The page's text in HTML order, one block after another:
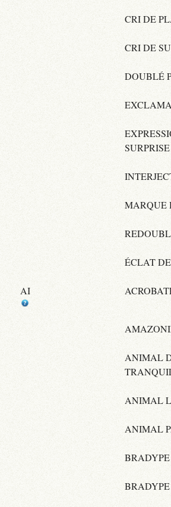
CRI DE
CRI DE
DOUBLÉ
SURPRISE
MARQUE
ÉCLAT
AI
ANIMAL
ANIMAL
ANIMAL
BRADYPE